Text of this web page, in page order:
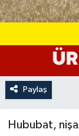
Paylaş
Hububat,